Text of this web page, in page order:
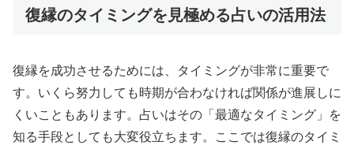
復縁のタイミングを見極める占いの活用法
復縁を成功させるためには、タイミングが非常に重要で
す。いくら努力しても時期が合わなければ関係が進展しに
くいこともあります。占いはその「最適なタイミング」を
知る手段としても大変役立ちます。ここでは復縁のタイミ